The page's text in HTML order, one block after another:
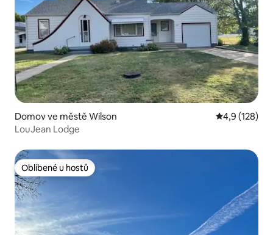
Domov ve městě Wilson Průměrné
4,9 (128)
LouJean Lodge
Oblíbené u hostů
Oblíbené u hostů